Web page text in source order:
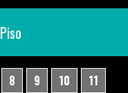
8 9 10 11